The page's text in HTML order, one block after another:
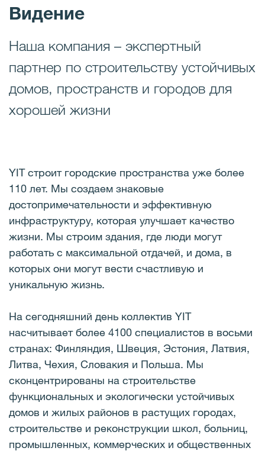
Видение
Наша компания – экспертный
партнер по строительству устойчивых
домов, пространств и городов для
хорошей жизни
YIT строит городские пространства уже более
110 лет. Мы создаем знаковые
достопримечательности и эффективную
инфраструктуру, которая улучшает качество
жизни. Мы строим здания, где люди могут
работать с максимальной отдачей, и дома, в
которых они могут вести счастливую и
уникальную жизнь.
На сегодняшний день коллектив YIT
насчитывает более 4100 специалистов в восьми
странах: Финляндия, Швеция, Эстония, Латвия,
Литва, Чехия, Словакия и Польша. Мы
сконцентрированы на строительстве
функциональных и экологически устойчивых
домов и жилых районов в растущих городах,
строительстве и реконструкции школ, больниц,
промышленных, коммерческих и общественных